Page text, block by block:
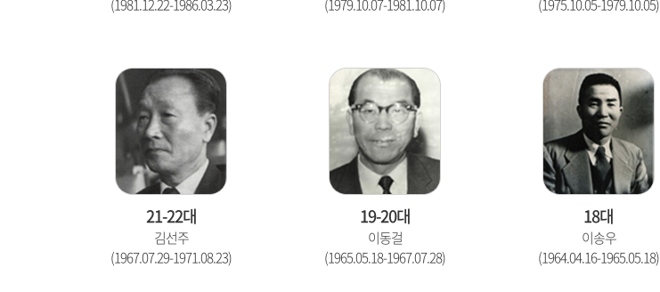
(1981.12.22-1986.03.23)
(1979.10.07-1981.10.07)
(1975.10.05-1979.10.05)
21-22대
김선주
(1967.07.29-1971.08.23)
19-20대
이동걸
(1965.05.18-1967.07.28)
18대
이송우
(1964.04.16-1965.05.18)